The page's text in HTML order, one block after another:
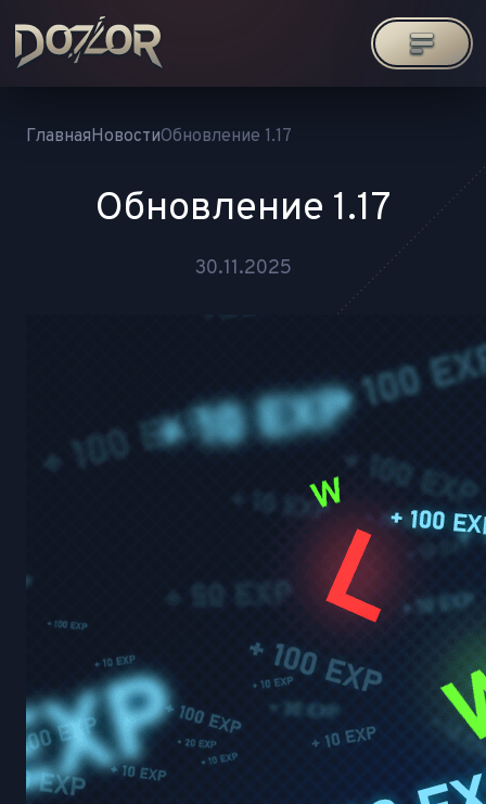
ГлавнаяНовостиОбновление 1.17
Обновление 1.17
30.11.2025